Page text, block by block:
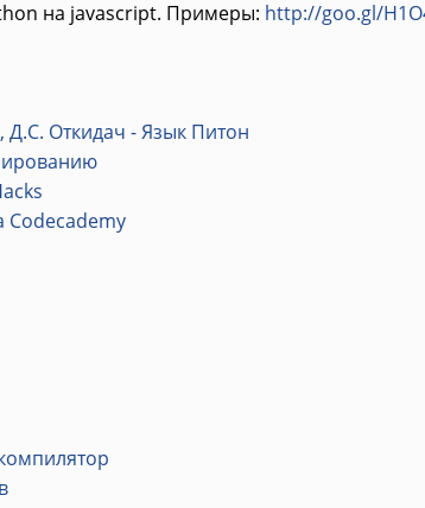
на javascript. Примеры: http://goo.gl/
Откидач - Язык Питон
Codecademy